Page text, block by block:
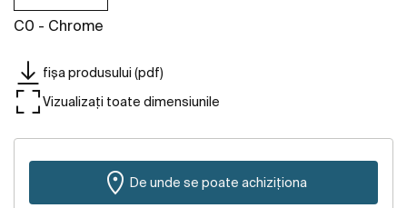
C0 - Chrome
fișa produsului (pdf)
Vizualizați toate dimensiunile
De unde se poate achiziționa